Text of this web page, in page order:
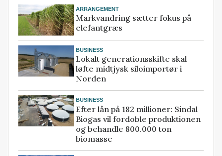
ARRANGEMENT
Markvandring sætter fokus på
elefantgræs
BUSINESS
Lokalt generationsskifte skal
løfte midtjysk siloimportør i
Norden
BUSINESS
Efter lån på 182 millioner: Sindal
Biogas vil fordoble produktionen
og behandle 800.000 ton
biomasse